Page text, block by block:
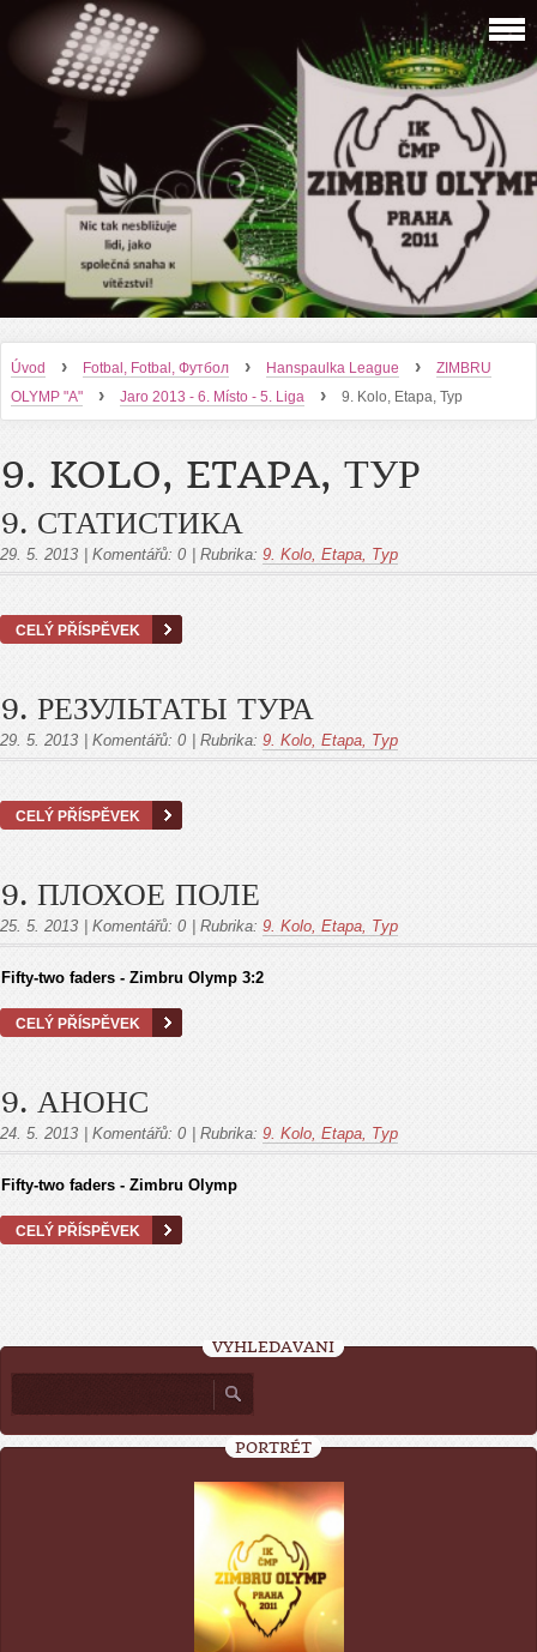
Úvod › Fotbal, Fotbal, Футбол › Hanspaulka League ›
ZIMBRU
OLYMP "A"
› Jaro 2013 - 6. Místo - 5. Liga › 9. Kolo, Etapa, Тур
9. KOLO, ETAPA, ТУР
9. СТАТИСТИКА
29. 5. 2013 Komentářů: 0 Rubrika: 9. Kolo, Etapa, Тур
CELÝ PŘÍSPĚVEK
9. РЕЗУЛЬТАТЫ ТУРА
29. 5. 2013 Komentářů: 0 Rubrika: 9. Kolo, Etapa, Тур
CELÝ PŘÍSPĚVEK
9. ПЛОХОЕ ПОЛЕ
25. 5. 2013 Komentářů: 0 Rubrika: 9. Kolo, Etapa, Тур
Fifty-two faders - Zimbru Olymp 3:2
CELÝ PŘÍSPĚVEK
9. АНОНС
24. 5. 2013 Komentářů: 0 Rubrika: 9. Kolo, Etapa, Тур
Fifty-two faders - Zimbru Olymp
CELÝ PŘÍSPĚVEK
VYHLEDÁVÁNÍ
PORTRÉT